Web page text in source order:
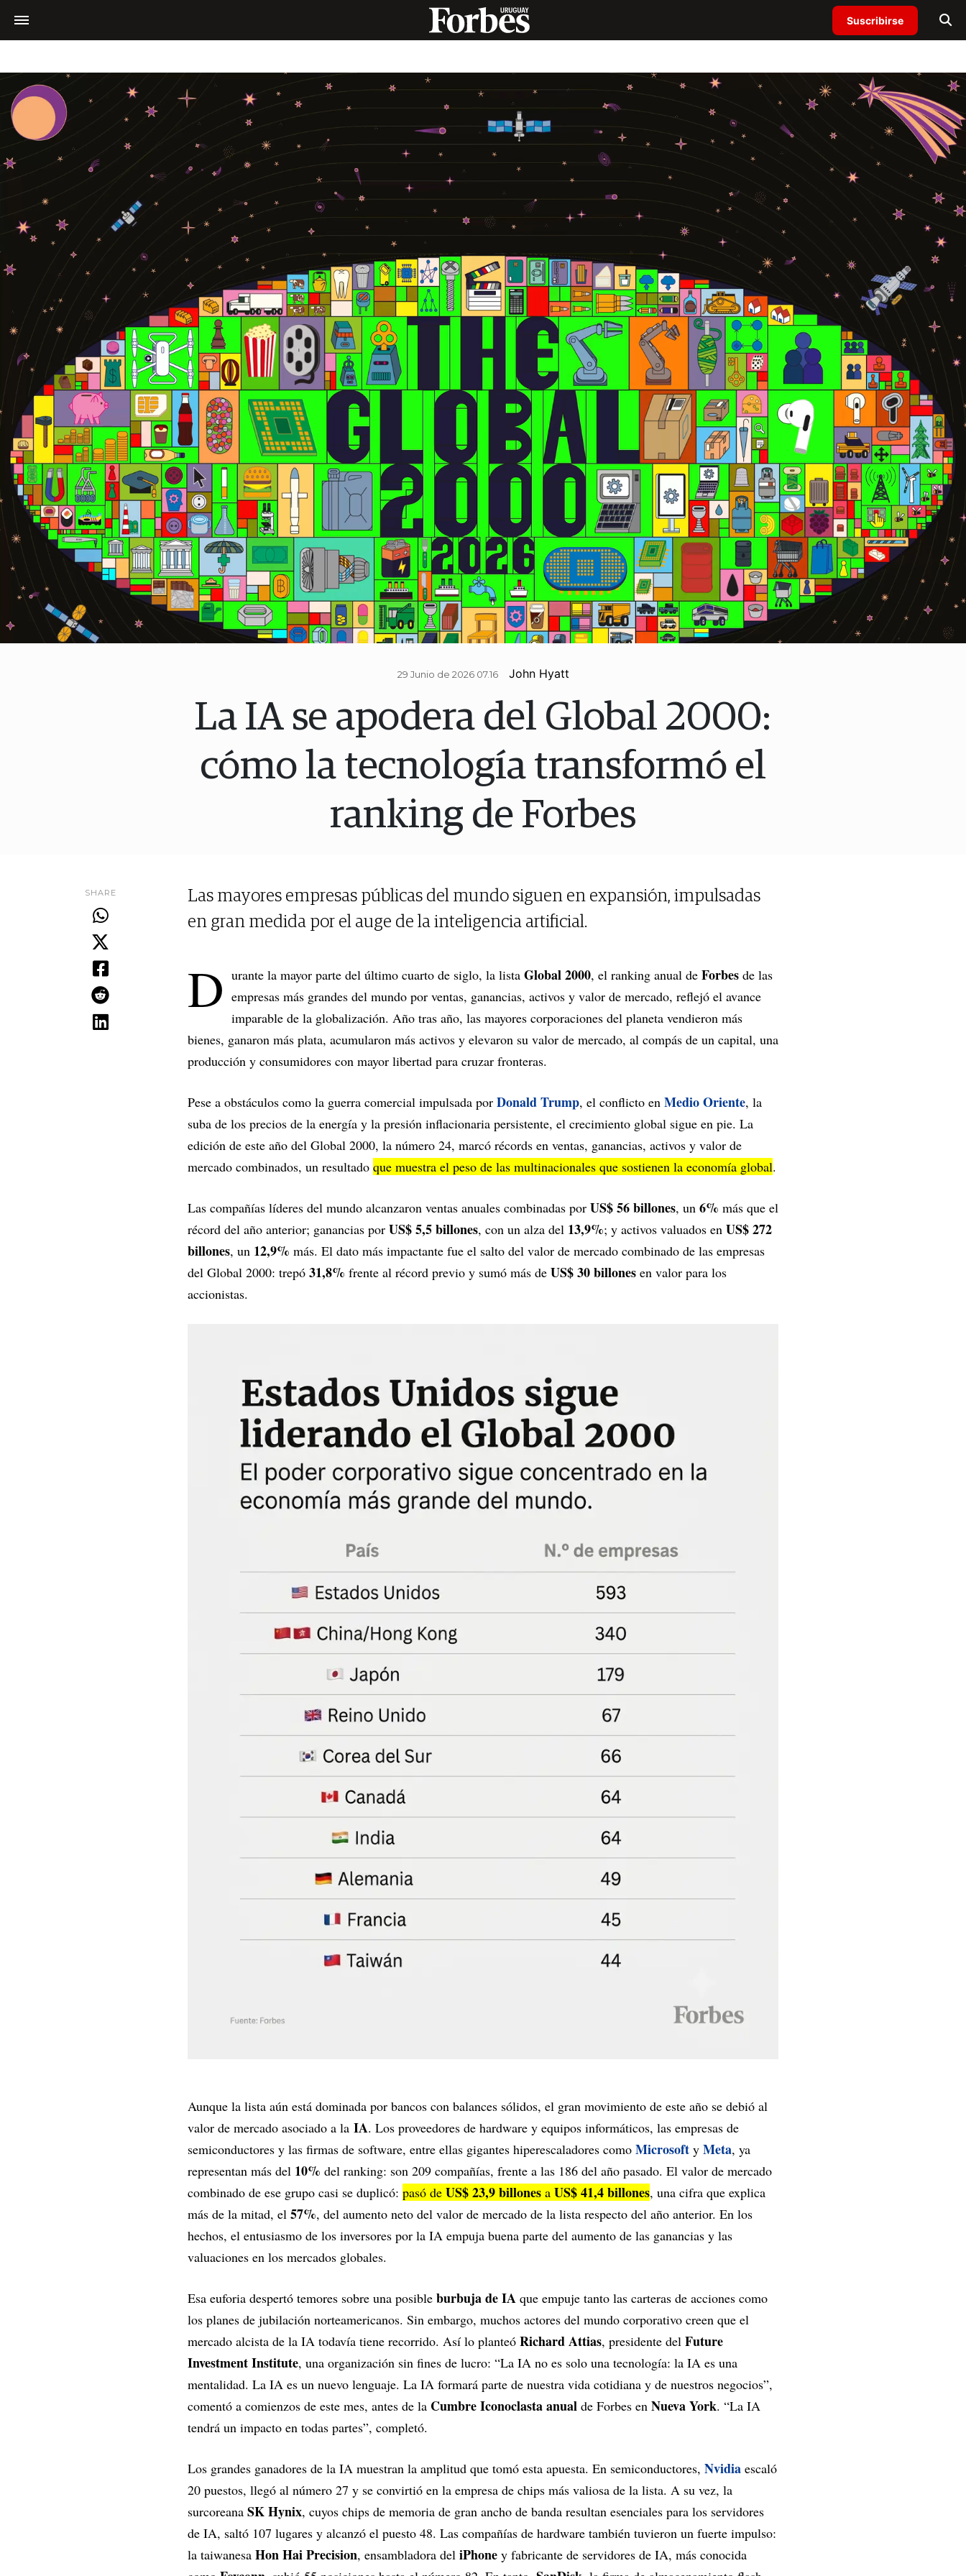
Suscribirse
Global 2000-2026
ILUSTACIÓN DE SHIWEN SVEN WANG PARA FORBES
29 Junio de 2026 07.16 John Hyatt
La IA se apodera del Global 2000:
cómo la tecnología transformó el
ranking de Forbes
SHARE
Las mayores empresas públicas del mundo siguen en expansión, impulsadas
en gran medida por el auge de la inteligencia artificial.
D urante la mayor parte del último cuarto de siglo, la lista Global 2000, el ranking anual de Forbes de las
empresas más grandes del mundo por ventas, ganancias, activos y valor de mercado, reflejó el avance
imparable de la globalización. Año tras año, las mayores corporaciones del planeta vendieron más
bienes, ganaron más plata, acumularon más activos y elevaron su valor de mercado, al compás de un capital, una
producción y consumidores con mayor libertad para cruzar fronteras.
Pese a obstáculos como la guerra comercial impulsada por Donald Trump, el conflicto en Medio Oriente, la
suba de los precios de la energía y la presión inflacionaria persistente, el crecimiento global sigue en pie. La
edición de este año del Global 2000, la número 24, marcó récords en ventas, ganancias, activos y valor de
mercado combinados, un resultado que muestra el peso de las multinacionales que sostienen la economía global.
Las compañías líderes del mundo alcanzaron ventas anuales combinadas por US$ 56 billones, un 6% más que el
récord del año anterior; ganancias por US$ 5,5 billones, con un alza del 13,9%; y activos valuados en US$ 272
billones, un 12,9% más. El dato más impactante fue el salto del valor de mercado combinado de las empresas
del Global 2000: trepó 31,8% frente al récord previo y sumó más de US$ 30 billones en valor para los
accionistas.
Aunque la lista aún está dominada por bancos con balances sólidos, el gran movimiento de este año se debió al
valor de mercado asociado a la IA. Los proveedores de hardware y equipos informáticos, las empresas de
semiconductores y las firmas de software, entre ellas gigantes hiperescaladores como Microsoft y Meta, ya
representan más del 10% del ranking: son 209 compañías, frente a las 186 del año pasado. El valor de mercado
combinado de ese grupo casi se duplicó: pasó de US$ 23,9 billones a US$ 41,4 billones, una cifra que explica
más de la mitad, el 57%, del aumento neto del valor de mercado de la lista respecto del año anterior. En los
hechos, el entusiasmo de los inversores por la IA empuja buena parte del aumento de las ganancias y las
valuaciones en los mercados globales.
Esa euforia despertó temores sobre una posible burbuja de IA que empuje tanto las carteras de acciones como
los planes de jubilación norteamericanos. Sin embargo, muchos actores del mundo corporativo creen que el
mercado alcista de la IA todavía tiene recorrido. Así lo planteó Richard Attias, presidente del Future
Investment Institute, una organización sin fines de lucro: “La IA no es solo una tecnología: la IA es una
mentalidad. La IA es un nuevo lenguaje. La IA formará parte de nuestra vida cotidiana y de nuestros negocios”,
comentó a comienzos de este mes, antes de la Cumbre Iconoclasta anual de Forbes en Nueva York. “La IA
tendrá un impacto en todas partes”, completó.
Los grandes ganadores de la IA muestran la amplitud que tomó esta apuesta. En semiconductores, Nvidia escaló
20 puestos, llegó al número 27 y se convirtió en la empresa de chips más valiosa de la lista. A su vez, la
surcoreana SK Hynix, cuyos chips de memoria de gran ancho de banda resultan esenciales para los servidores
de IA, saltó 107 lugares y alcanzó el puesto 48. Las compañías de hardware también tuvieron un fuerte impulso:
la taiwanesa Hon Hai Precision, ensambladora del iPhone y fabricante de servidores de IA, más conocida